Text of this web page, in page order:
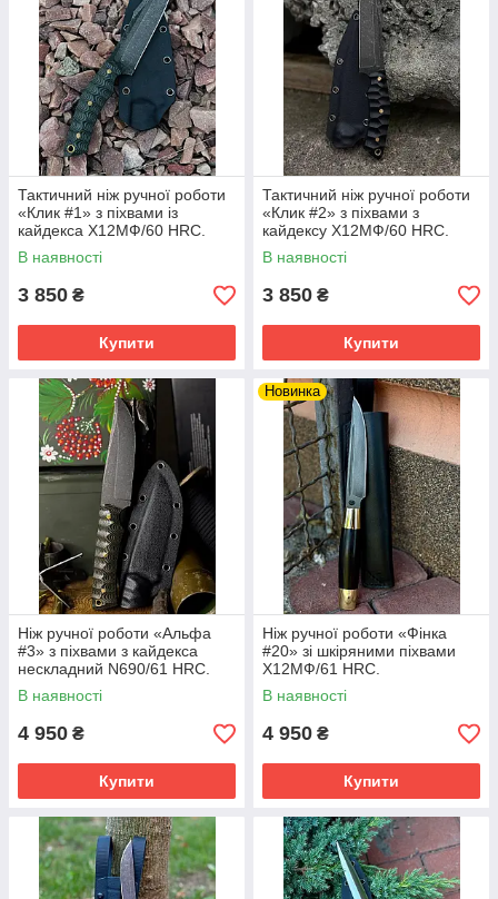
Тактичний ніж ручної роботи
«Клик #1» з піхвами із
кайдекса Х12МФ/60 HRC.
В наявності
3 850 ₴
Купити
Тактичний ніж ручної роботи
«Клик #2» з піхвами з
кайдексу Х12МФ/60 HRC.
В наявності
3 850 ₴
Купити
Ніж ручної роботи «Альфа
#3» з піхвами з кайдекса
нескладний N690/61 HRC.
В наявності
4 950 ₴
Купити
Новинка
Ніж ручної роботи «Фінка
#20» зі шкіряними піхвами
Х12МФ/61 HRC.
В наявності
4 950 ₴
Купити